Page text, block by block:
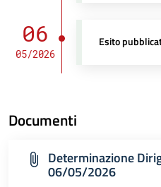
06
05/2026
Esito
Documenti
Determinazione
06/05/2026